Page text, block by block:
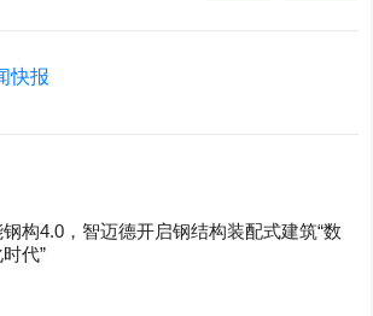
快报
钢构4.0，智迈德开启钢结构装配式建筑“数
代”